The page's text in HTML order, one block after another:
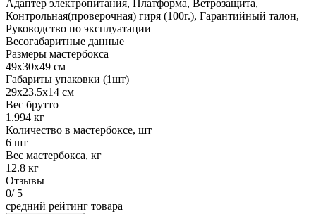
Адаптер электропитания, Платформа, Ветрозащита,
Контрольная(проверочная) гиря (100г.), Гарантийный талон,
Руководство по эксплуатации
Весогабаритные данные
Размеры мастербокса
49х30х49 см
Габариты упаковки (1шт)
29х23.5х14 см
Вес брутто
1.994 кг
Количество в мастербоксе, шт
6 шт
Вес мастербокса, кг
12.8 кг
Отзывы
0/ 5
средний рейтинг товара